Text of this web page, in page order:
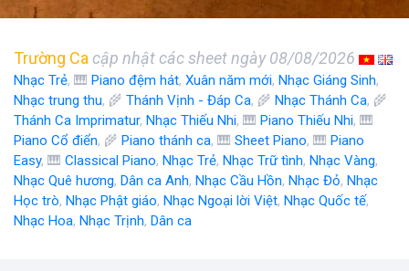
Trường Ca cập nhật các sheet ngày 08/08/2026
Nhạc Trẻ, 🎹 Piano đệm hát, Xuân năm mới, Nhạc Giáng Sinh,
Nhạc trung thu, 🌾 Thánh Vịnh - Đáp Ca, 🌾 Nhạc Thánh Ca, 🌾
Thánh Ca Imprimatur, Nhạc Thiếu Nhi, 🎹 Piano Thiếu Nhi, 🎹
Piano Cổ điển, 🌾 Piano thánh ca, 🎹 Sheet Piano, 🎹 Piano
Easy, 🎹 Classical Piano, Nhạc Trẻ, Nhạc Trữ tình, Nhạc Vàng,
Nhạc Quê hương, Dân ca Anh, Nhạc Cầu Hồn, Nhạc Đỏ, Nhạc
Học trò, Nhạc Phật giáo, Nhạc Ngoại lời Việt, Nhạc Quốc tế,
Nhạc Hoa, Nhạc Trịnh, Dân ca